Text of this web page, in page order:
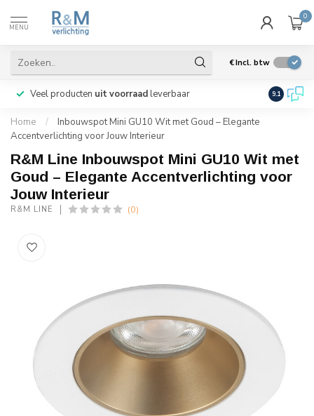
MENU
0
€Incl. btw
Veel producten uit voorraadleverbaar Wij
9.1
Home /
Inbouwspot Mini GU10 Wit met Goud – Elegante
Accentverlichting voor Jouw Interieur
R&M Line Inbouwspot Mini GU10 Wit met
Goud – Elegante Accentverlichting voor
Jouw Interieur
R&M LINE (0)